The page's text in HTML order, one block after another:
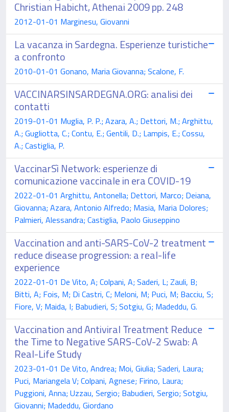
Christian Habicht, Athenai 2009 pp. 248
2012-01-01 Marginesu, Giovanni
La vacanza in Sardegna. Esperienze turistiche
a confronto
2010-01-01 Gonano, Maria Giovanna; Scalone, F.
VACCINARSINSARDEGNA.ORG: analisi dei
contatti
2019-01-01 Muglia, P. P.; Azara, A.; Dettori, M.; Arghittu,
A.; Gugliotta, C.; Contu, E.; Gentili, D.; Lampis, E.; Cossu,
A.; Castiglia, P.
VaccinarSì Network: esperienze di
comunicazione vaccinale in era COVID-19
2022-01-01 Arghittu, Antonella; Dettori, Marco; Deiana,
Giovanna; Azara, Antonio Alfredo; Masia, Maria Dolores;
Palmieri, Alessandra; Castiglia, Paolo Giuseppino
Vaccination and anti-SARS-CoV-2 treatment
reduce disease progression: a real-life
experience
2022-01-01 De Vito, A; Colpani, A; Saderi, L; Zauli, B;
Bitti, A; Fois, M; Di Castri, C; Meloni, M; Puci, M; Bacciu, S;
Fiore, V; Maida, I; Babudieri, S; Sotgiu, G; Madeddu, G.
Vaccination and Antiviral Treatment Reduce
the Time to Negative SARS-CoV-2 Swab: A
Real-Life Study
2023-01-01 De Vito, Andrea; Moi, Giulia; Saderi, Laura;
Puci, Mariangela V; Colpani, Agnese; Firino, Laura;
Puggioni, Anna; Uzzau, Sergio; Babudieri, Sergio; Sotgiu,
Giovanni; Madeddu, Giordano